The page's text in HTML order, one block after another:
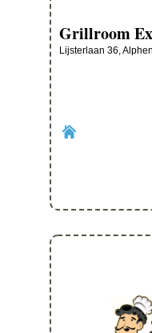
Grillroom
Lijsterlaan 36,